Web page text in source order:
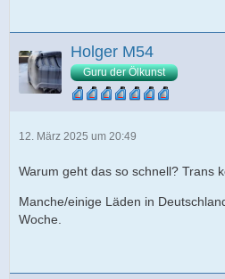
Holger M54
Guru der Ölkunst
12. März 2025 um 20:49
Warum geht das so schnell? Trans
Manche/einige Läden in
Woche.